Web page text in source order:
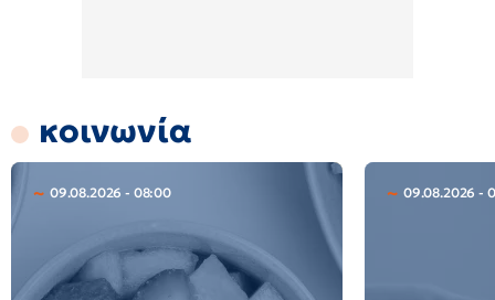
κοινωνία
09.08.2026 - 08:00 09.08.2026 -